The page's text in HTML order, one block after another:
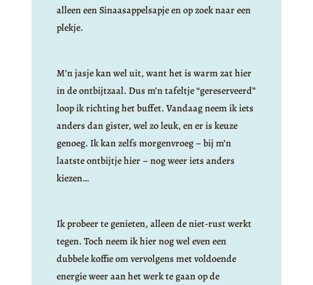
alleen een Sinaasappelsapje en op zoek naar een
plekje.
M’n jasje kan wel uit, want het is warm zat hier
in de ontbijtzaal. Dus m’n tafeltje “gereserveerd”
loop ik richting het buffet. Vandaag neem ik iets
anders dan gister, wel zo leuk, en er is keuze
genoeg. Ik kan zelfs morgenvroeg – bij m’n
laatste ontbijtje hier – nog weer iets anders
kiezen…
Ik probeer te genieten, alleen de niet-rust werkt
tegen. Toch neem ik hier nog wel even een
dubbele koffie om vervolgens met voldoende
energie weer aan het werk te gaan op de